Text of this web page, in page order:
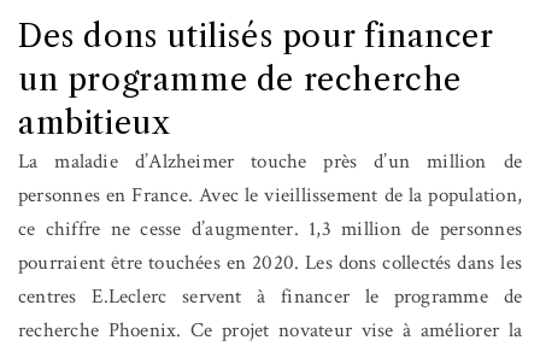
Des dons utilisés pour financer
un programme de recherche
ambitieux
La maladie d’Alzheimer touche près d’un million de
personnes en France. Avec le vieillissement de la population,
ce chiffre ne cesse d’augmenter. 1,3 million de personnes
pourraient être touchées en 2020. Les dons collectés dans les
centres E.Leclerc servent à financer le programme de
recherche Phoenix. Ce projet novateur vise à améliorer la